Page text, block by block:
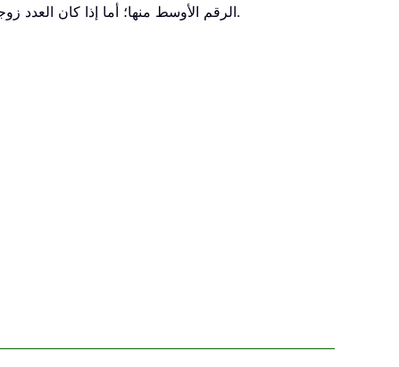
1. إذا احتوت المجموعة على عدد فردي من الأرقام، تُرجع دالة MEDIAN الرقم الأوسط منها؛ أما إذا كان العدد زوجيًّا، فتُرجع متوسط الرقمين الوسطيين في المجموعة.